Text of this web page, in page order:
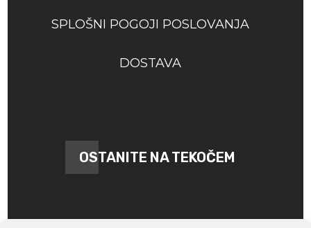
SPLOŠNI POGOJI POSLOVANJA
DOSTAVA
OSTANITE NA TEKOČEM